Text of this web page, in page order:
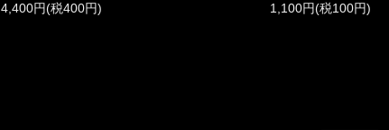
4,400円(税400円)
1,100円(税100円)